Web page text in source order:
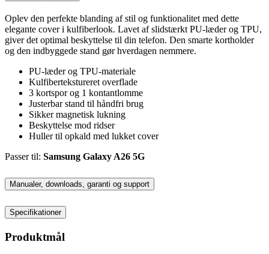
Oplev den perfekte blanding af stil og funktionalitet med dette
elegante cover i kulfiberlook. Lavet af slidstærkt PU-læder og TPU,
giver det optimal beskyttelse til din telefon. Den smarte kortholder
og den indbyggede stand gør hverdagen nemmere.
PU-læder og TPU-materiale
Kulfibertekstureret overflade
3 kortspor og 1 kontantlomme
Justerbar stand til håndfri brug
Sikker magnetisk lukning
Beskyttelse mod ridser
Huller til opkald med lukket cover
Passer til: Samsung Galaxy A26 5G
Manualer, downloads, garanti og support
Specifikationer
Produktmål